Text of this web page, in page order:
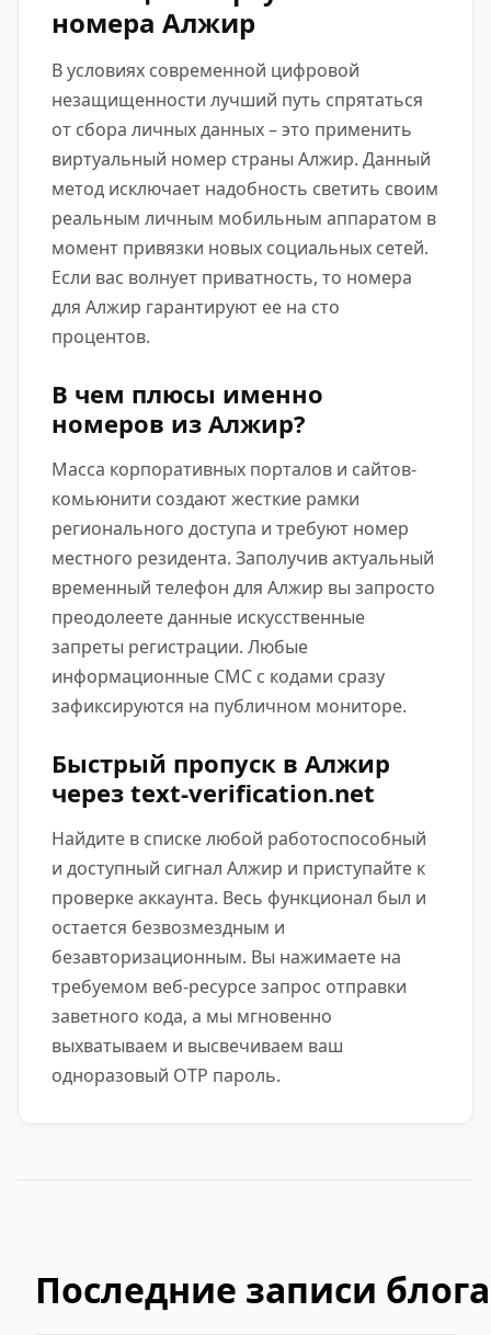
номера Алжир
В условиях современной цифровой
незащищенности лучший путь спрятаться
от сбора личных данных – это применить
виртуальный номер страны Алжир. Данный
метод исключает надобность светить своим
реальным личным мобильным аппаратом в
момент привязки новых социальных сетей.
Если вас волнует приватность, то номера
для Алжир гарантируют ее на сто
процентов.
В чем плюсы именно
номеров из Алжир?
Масса корпоративных порталов и сайтов-
комьюнити создают жесткие рамки
регионального доступа и требуют номер
местного резидента. Заполучив актуальный
временный телефон для Алжир вы запросто
преодолеете данные искусственные
запреты регистрации. Любые
информационные СМС с кодами сразу
зафиксируются на публичном мониторе.
Быстрый пропуск в Алжир
через text-verification.net
Найдите в списке любой работоспособный
и доступный сигнал Алжир и приступайте к
проверке аккаунта. Весь функционал был и
остается безвозмездным и
безавторизационным. Вы нажимаете на
требуемом веб-ресурсе запрос отправки
заветного кода, а мы мгновенно
выхватываем и высвечиваем ваш
одноразовый OTP пароль.
Последние записи блога